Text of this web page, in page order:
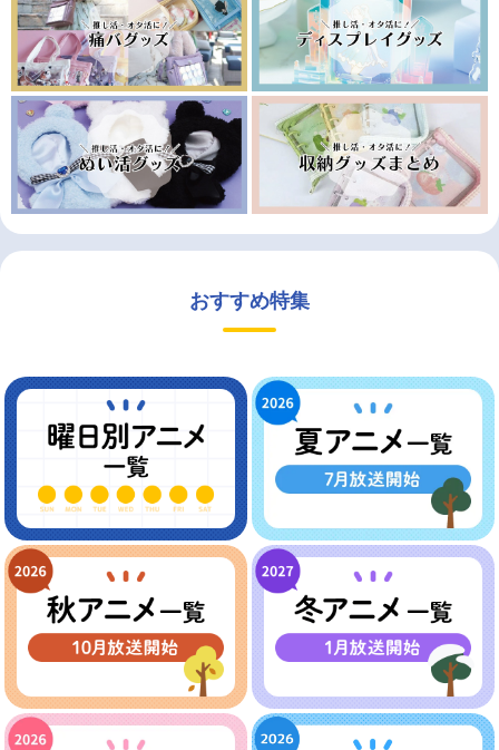
おすすめ特集